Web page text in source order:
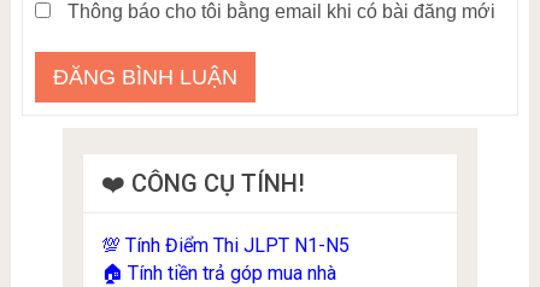
Thông báo cho tôi bằng email khi có bài đăng mới
❤️ CÔNG CỤ TÍNH!
💯 Tính Điểm Thi JLPT N1-N5
🏠 Tính tiền trả góp mua nhà